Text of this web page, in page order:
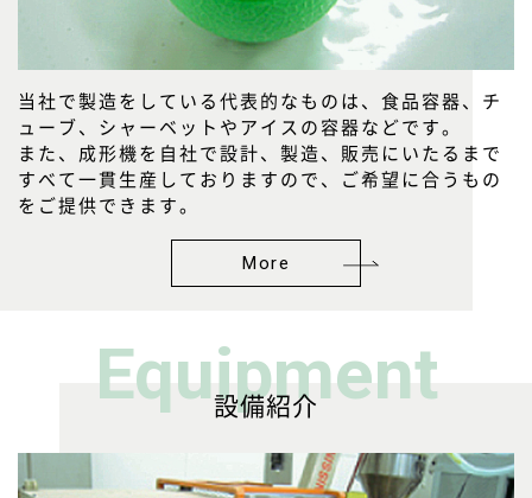
当社で製造をしている代表的なものは、食品容器、チ
ューブ、シャーベットやアイスの容器などです。
また、成形機を自社で設計、製造、販売にいたるまで
すべて一貫生産しておりますので、ご希望に合うもの
をご提供できます。
More
Equipment
設備紹介